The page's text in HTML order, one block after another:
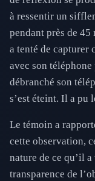
à ressentir un
pendant près de
a tenté de capturer
avec son
débranché son
s’est éteint. Il a pu
Le témoin a
cette observation,
nature de ce qu’il
transparence de